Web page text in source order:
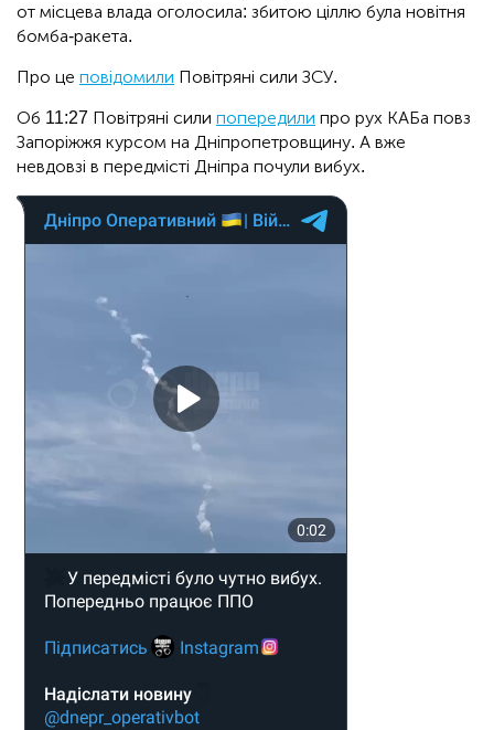
от місцева влада оголосила: збитою ціллю була новітня
бомба-ракета.
Про це повідомили Повітряні сили ЗСУ.
Об 11:27 Повітряні сили попередили про рух КАБа повз
Запоріжжя курсом на Дніпропетровщину. А вже
невдовзі в передмісті Дніпра почули вибух.